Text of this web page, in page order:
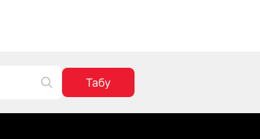
Табу